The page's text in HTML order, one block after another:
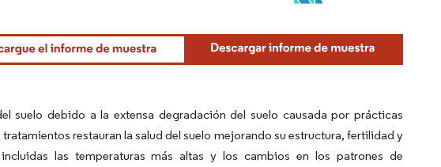
suelo debido a la extensa degradación del suelo causada por prácticas
restauran la salud del suelo mejorando su estructura, fertilidad y
las temperaturas más altas y los cambios en los patrones de